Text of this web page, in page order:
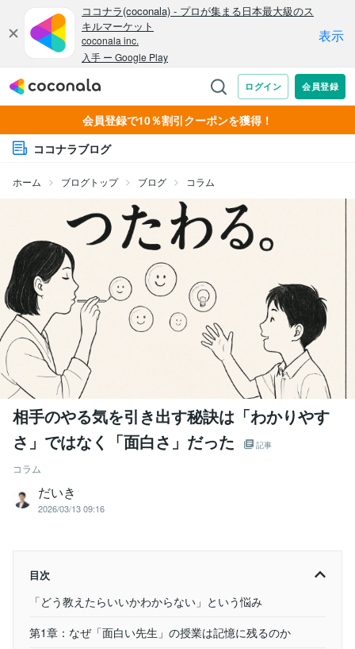
会員登録で10％割引クーポンを獲得！
ココナラブログ
ホーム ブログトップ ブログ コラム
相手のやる気を引き出す秘訣は「わかりやす
さ」ではなく「面白さ」だった
記事
コラム
だいき
2026/03/13 09:16
目次
「どう教えたらいいかわからない」という悩み
第1章：なぜ「面白い先生」の授業は記憶に残るのか